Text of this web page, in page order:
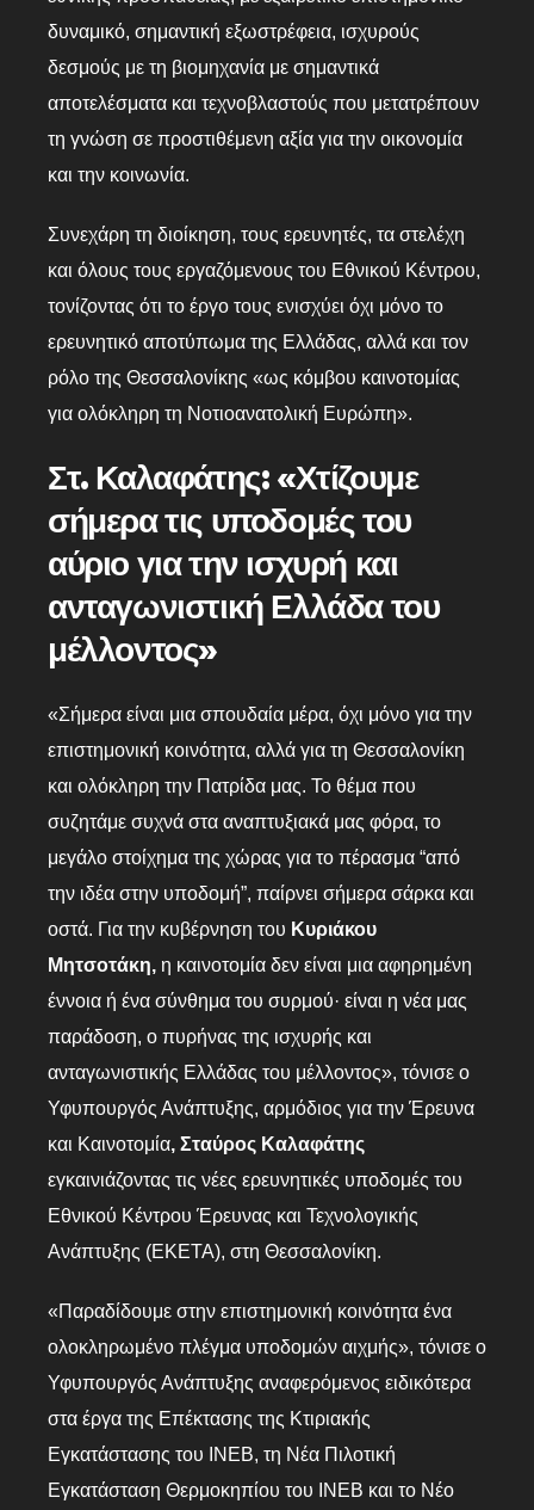
δυναμικό, σημαντική εξωστρέφεια, ισχυρούς
δεσμούς με τη βιομηχανία με σημαντικά
αποτελέσματα και τεχνοβλαστούς που μετατρέπουν
τη γνώση σε προστιθέμενη αξία για την οικονομία
και την κοινωνία.
Συνεχάρη τη διοίκηση, τους ερευνητές, τα στελέχη
και όλους τους εργαζόμενους του Εθνικού Κέντρου,
τονίζοντας ότι το έργο τους ενισχύει όχι μόνο το
ερευνητικό αποτύπωμα της Ελλάδας, αλλά και τον
ρόλο της Θεσσαλονίκης «ως κόμβου καινοτομίας
για ολόκληρη τη Νοτιοανατολική Ευρώπη».
Στ. Καλαφάτης: «Χτίζουμε
σήμερα τις υποδομές του
αύριο για την ισχυρή και
ανταγωνιστική Ελλάδα του
μέλλοντος»
«Σήμερα είναι μια σπουδαία μέρα, όχι μόνο για την
επιστημονική κοινότητα, αλλά για τη Θεσσαλονίκη
και ολόκληρη την Πατρίδα μας. Το θέμα που
συζητάμε συχνά στα αναπτυξιακά μας φόρα, το
μεγάλο στοίχημα της χώρας για το πέρασμα “από
την ιδέα στην υποδομή”, παίρνει σήμερα σάρκα και
οστά. Για την κυβέρνηση του Κυριάκου
Μητσοτάκη, η καινοτομία δεν είναι μια αφηρημένη
έννοια ή ένα σύνθημα του συρμού· είναι η νέα μας
παράδοση, ο πυρήνας της ισχυρής και
ανταγωνιστικής Ελλάδας του μέλλοντος», τόνισε ο
Υφυπουργός Ανάπτυξης, αρμόδιος για την Έρευνα
και Καινοτομία, Σταύρος Καλαφάτης
εγκαινιάζοντας τις νέες ερευνητικές υποδομές του
Εθνικού Κέντρου Έρευνας και Τεχνολογικής
Ανάπτυξης (ΕΚΕΤΑ), στη Θεσσαλονίκη.
«Παραδίδουμε στην επιστημονική κοινότητα ένα
ολοκληρωμένο πλέγμα υποδομών αιχμής», τόνισε ο
Υφυπουργός Ανάπτυξης αναφερόμενος ειδικότερα
στα έργα της Επέκτασης της Κτιριακής
Εγκατάστασης του ΙΝΕΒ, τη Νέα Πιλοτική
Εγκατάσταση Θερμοκηπίου του ΙΝΕΒ και το Νέο